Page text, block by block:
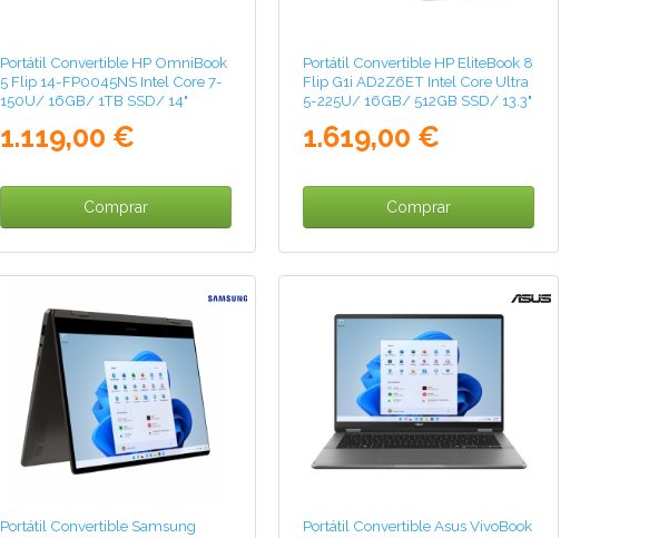
Portátil Convertible HP OmniBook
5 Flip 14-FP0045NS Intel Core 7-
150U/ 16GB/ 1TB SSD/ 14"
1.119,00 €
Comprar
Portátil Convertible HP EliteBook 8
Flip G1i AD2Z6ET Intel Core Ultra
5-225U/ 16GB/ 512GB SSD/ 13.3"
1.619,00 €
Comprar
Portátil Convertible Samsung
Portátil Convertible Asus VivoBook